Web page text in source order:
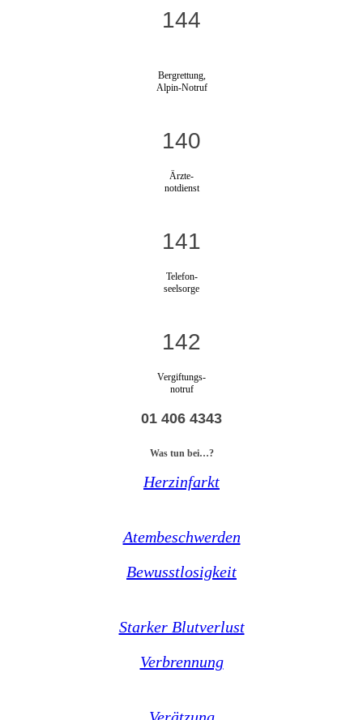
144
Bergrettung,
Alpin-Notruf
140
Ärzte-
notdienst
141
Telefon-
seelsorge
142
Vergiftungs-
notruf
01 406 4343
Was tun bei…?
Herzinfarkt
Atembeschwerden
Bewusstlosigkeit
Starker Blutverlust
Verbrennung